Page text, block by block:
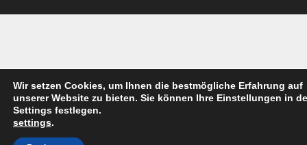
Wir setzen Cookies, um Ihnen die bestmögliche Erfahrung auf
unserer Website zu bieten. Sie können Ihre Einstellungen in
Settings festlegen.
settings.